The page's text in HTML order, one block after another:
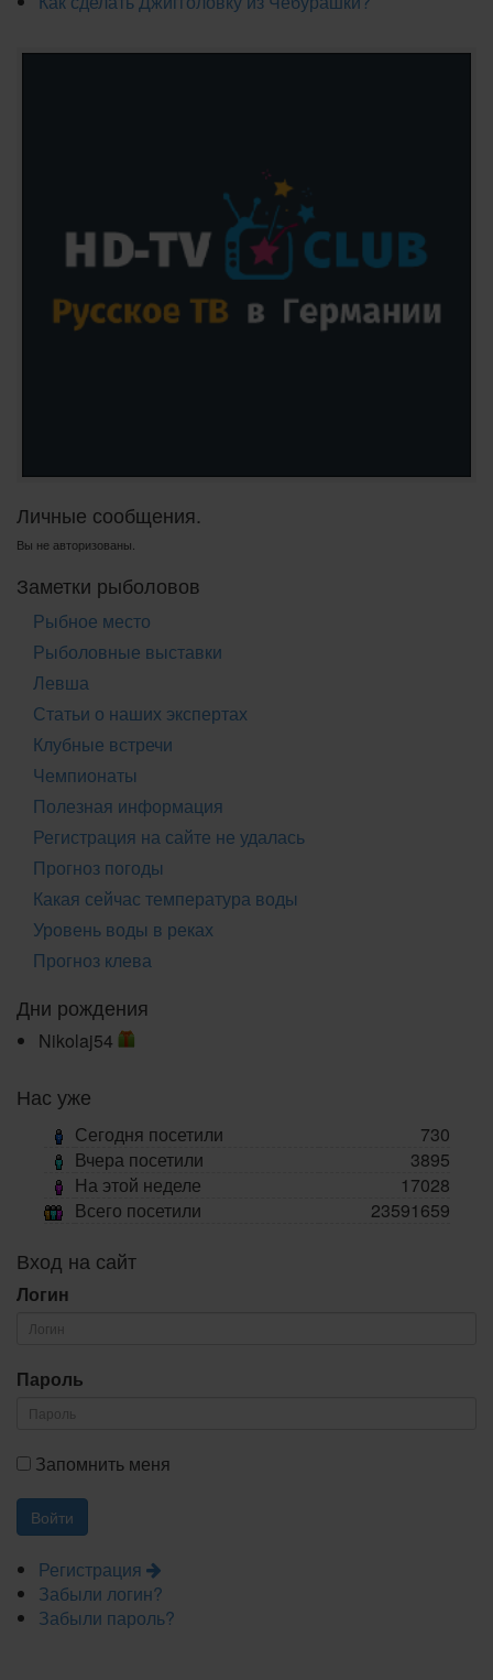
Личные сообщения.
Вы не авторизованы.
Заметки рыболовов
Рыбное место
Рыболовные выставки
Левша
Статьи о наших экспертах
Клубные встречи
Чемпионаты
Полезная информация
Регистрация на сайте не удалась
Прогноз погоды
Какая сейчас температура воды
Уровень воды в реках
Прогноз клева
Дни рождения
Nikolaj54
Нас уже
Сегодня посетили
730
Вчера посетили
3895
На этой неделе
17028
Всего посетили
23591659
Вход на сайт
Логин
Пароль
Запомнить меня
Регистрация
Забыли логин?
Забыли пароль?